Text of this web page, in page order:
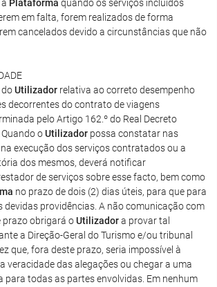
Plataforma quando os serviços incluídos
em falta, forem realizados de forma
cancelados devido a circunstâncias que não
doUtilizador relativa ao correto desempenho
decorrentes do contrato de viagens
pelo Artigo 162.º do Real Decreto
oUtilizador possa constatar nas
execução dos serviços contratados ou a
dos mesmos, deverá notificar
de serviços sobre esse facto, bem como
no prazo de dois (2) dias úteis, para que para
devidas providências. A não comunicação com
prazo obrigará oUtilizadora provar tal
a Direção-Geral do Turismo e/ou tribunal
que, fora deste prazo, seria impossível à
veracidade das alegações ou chegar a uma
todas as partes envolvidas. Em nenhum